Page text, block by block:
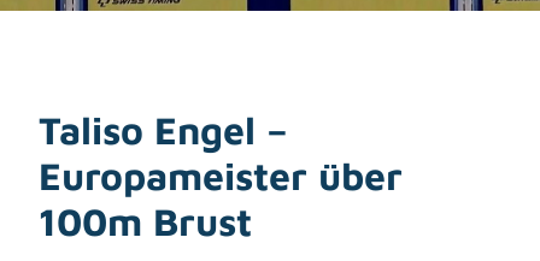
Taliso Engel –
Europameister über
100m Brust